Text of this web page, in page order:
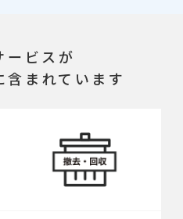
ービスが
まれています